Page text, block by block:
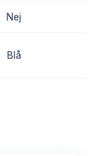
Nej
Blå